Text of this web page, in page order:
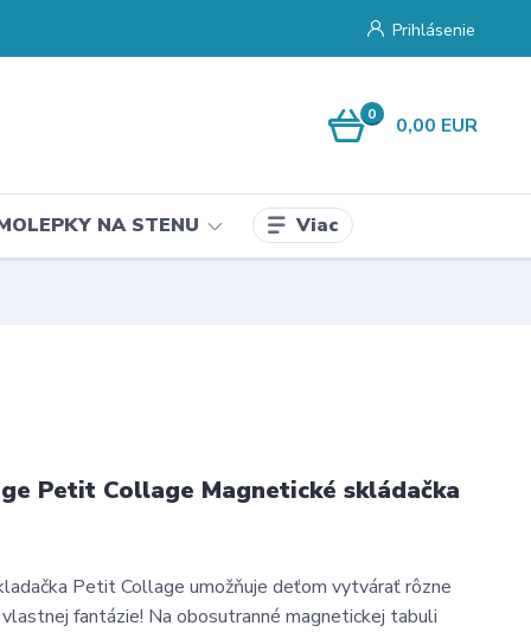
Prihlásenie
0 0,00 EUR
NA STENU Viac
Petit Collage Magnetické skládačka
Petit Collage umožňuje deťom vytvárať rôzne
fantázie! Na obosutranné magnetickej tabuli